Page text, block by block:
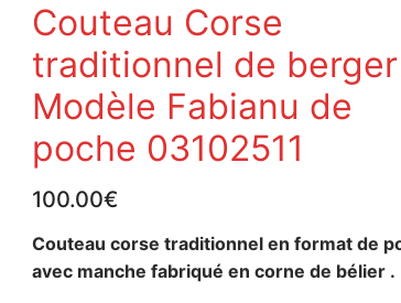
Couteau Corse
traditionnel de berger
Modèle Fabianu de
poche 03102511
100.00€
Couteau corse traditionnel en format de
avec manche fabriqué en corne de bélier .